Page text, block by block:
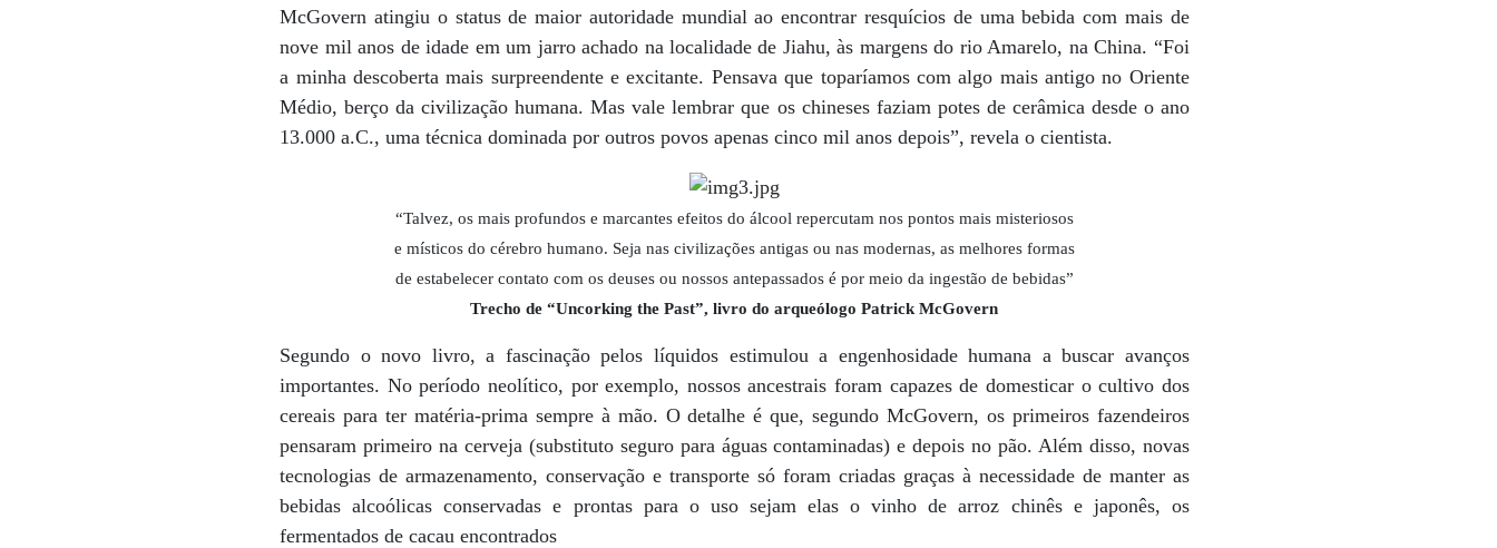
McGovern atingiu o status de maior autoridade mundial ao encontrar resquícios de uma bebida com mais de
nove mil anos de idade em um jarro achado na localidade de Jiahu, às margens do rio Amarelo, na China. “Foi
a minha descoberta mais surpreendente e excitante. Pensava que toparíamos com algo mais antigo no Oriente
Médio, berço da civilização humana. Mas vale lembrar que os chineses faziam potes de cerâmica desde o ano
13.000 a.C., uma técnica dominada por outros povos apenas cinco mil anos depois”, revela o cientista.
“Talvez, os mais profundos e marcantes efeitos do álcool repercutam nos pontos mais misteriosos
e místicos do cérebro humano. Seja nas civilizações antigas ou nas modernas, as melhores formas
de estabelecer contato com os deuses ou nossos antepassados é por meio da ingestão de bebidas”
Trecho de “Uncorking the Past”, livro do arqueólogo Patrick McGovern
Segundo o novo livro, a fascinação pelos líquidos estimulou a engenhosidade humana a buscar avanços
importantes. No período neolítico, por exemplo, nossos ancestrais foram capazes de domesticar o cultivo dos
cereais para ter matéria-prima sempre à mão. O detalhe é que, segundo McGovern, os primeiros fazendeiros
pensaram primeiro na cerveja (substituto seguro para águas contaminadas) e depois no pão. Além disso, novas
tecnologias de armazenamento, conservação e transporte só foram criadas graças à necessidade de manter as
bebidas alcoólicas conservadas e prontas para o uso sejam elas o vinho de arroz chinês e japonês, os
fermentados de cacau encontrados